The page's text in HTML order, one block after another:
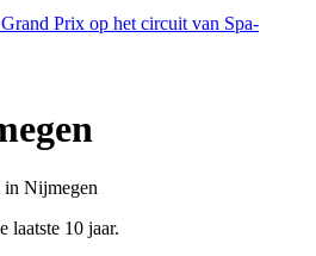
Prix op het circuit van Spa-
Nijmegen
laatste 10 jaar.